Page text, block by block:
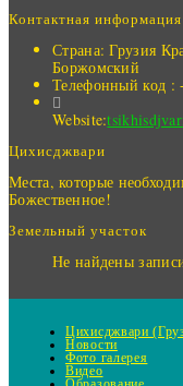
Контактная информация
Страна: Грузия
Боржомский
Телефонный код :
Website:
Цихисджвари
Места, которые
Божественное!
Земельный участок
Не найдены
Цихисджвари
Новости
Фото галерея
Видео